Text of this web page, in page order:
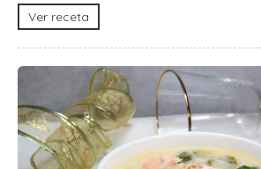
Ver receta